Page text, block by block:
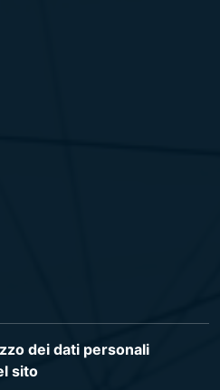
dei dati personali
sito